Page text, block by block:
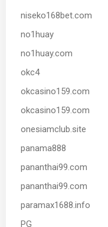
niseko168bet.com
no1huay
no1huay.com
okc4
okcasino159.com
okcasino159.com
onesiamclub.site
panama888
pananthai99.com
pananthai99.com
paramax1688.info
PG